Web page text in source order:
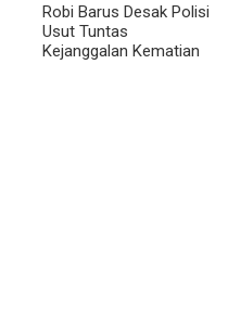
Robi Barus Desak Polisi
Usut Tuntas
Kejanggalan Kematian